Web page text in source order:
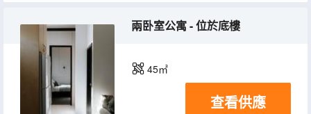
兩卧室公寓 - 位於底樓
45㎡
查看供應